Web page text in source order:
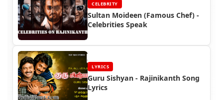
CELEBRITY
Sultan Moideen (Famous Chef) -
Celebrities Speak
LYRICS
Guru Sishyan - Rajinikanth Song
Lyrics